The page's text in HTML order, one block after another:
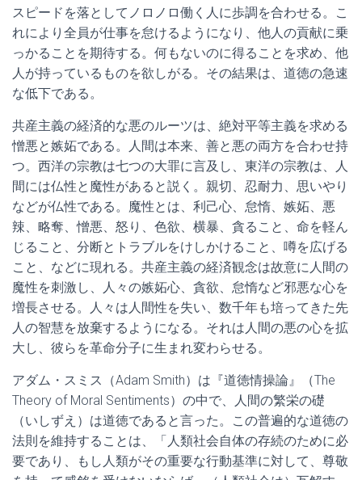
スピードを落としてノロノロ働く人に歩調を合わせる。こ
れにより全員が仕事を怠けるようになり、他人の貢献に乗
っかることを期待する。何もないのに得ることを求め、他
人が持っているものを欲しがる。その結果は、道徳の急速
な低下である。
共産主義の経済的な悪のルーツは、絶対平等主義を求める
憎悪と嫉妬である。人間は本来、善と悪の両方を合わせ持
つ。西洋の宗教は七つの大罪に言及し、東洋の宗教は、人
間には仏性と魔性があると説く。親切、忍耐力、思いやり
などが仏性である。魔性とは、利己心、怠惰、嫉妬、悪
辣、略奪、憎悪、怒り、色欲、横暴、貪ること、命を軽ん
じること、分断とトラブルをけしかけること、噂を広げる
こと、などに現れる。共産主義の経済観念は故意に人間の
魔性を刺激し、人々の嫉妬心、貪欲、怠惰など邪悪な心を
増長させる。人々は人間性を失い、数千年も培ってきた先
人の智慧を放棄するようになる。それは人間の悪の心を拡
大し、彼らを革命分子に生まれ変わらせる。
アダム・スミス（Adam Smith）は『道徳情操論』（The
Theory of Moral Sentiments）の中で、人間の繁栄の礎
（いしずえ）は道徳であると言った。この普遍的な道徳の
法則を維持することは、「人類社会自体の存続のために必
要であり、もし人類がその重要な行動基準に対して、尊敬